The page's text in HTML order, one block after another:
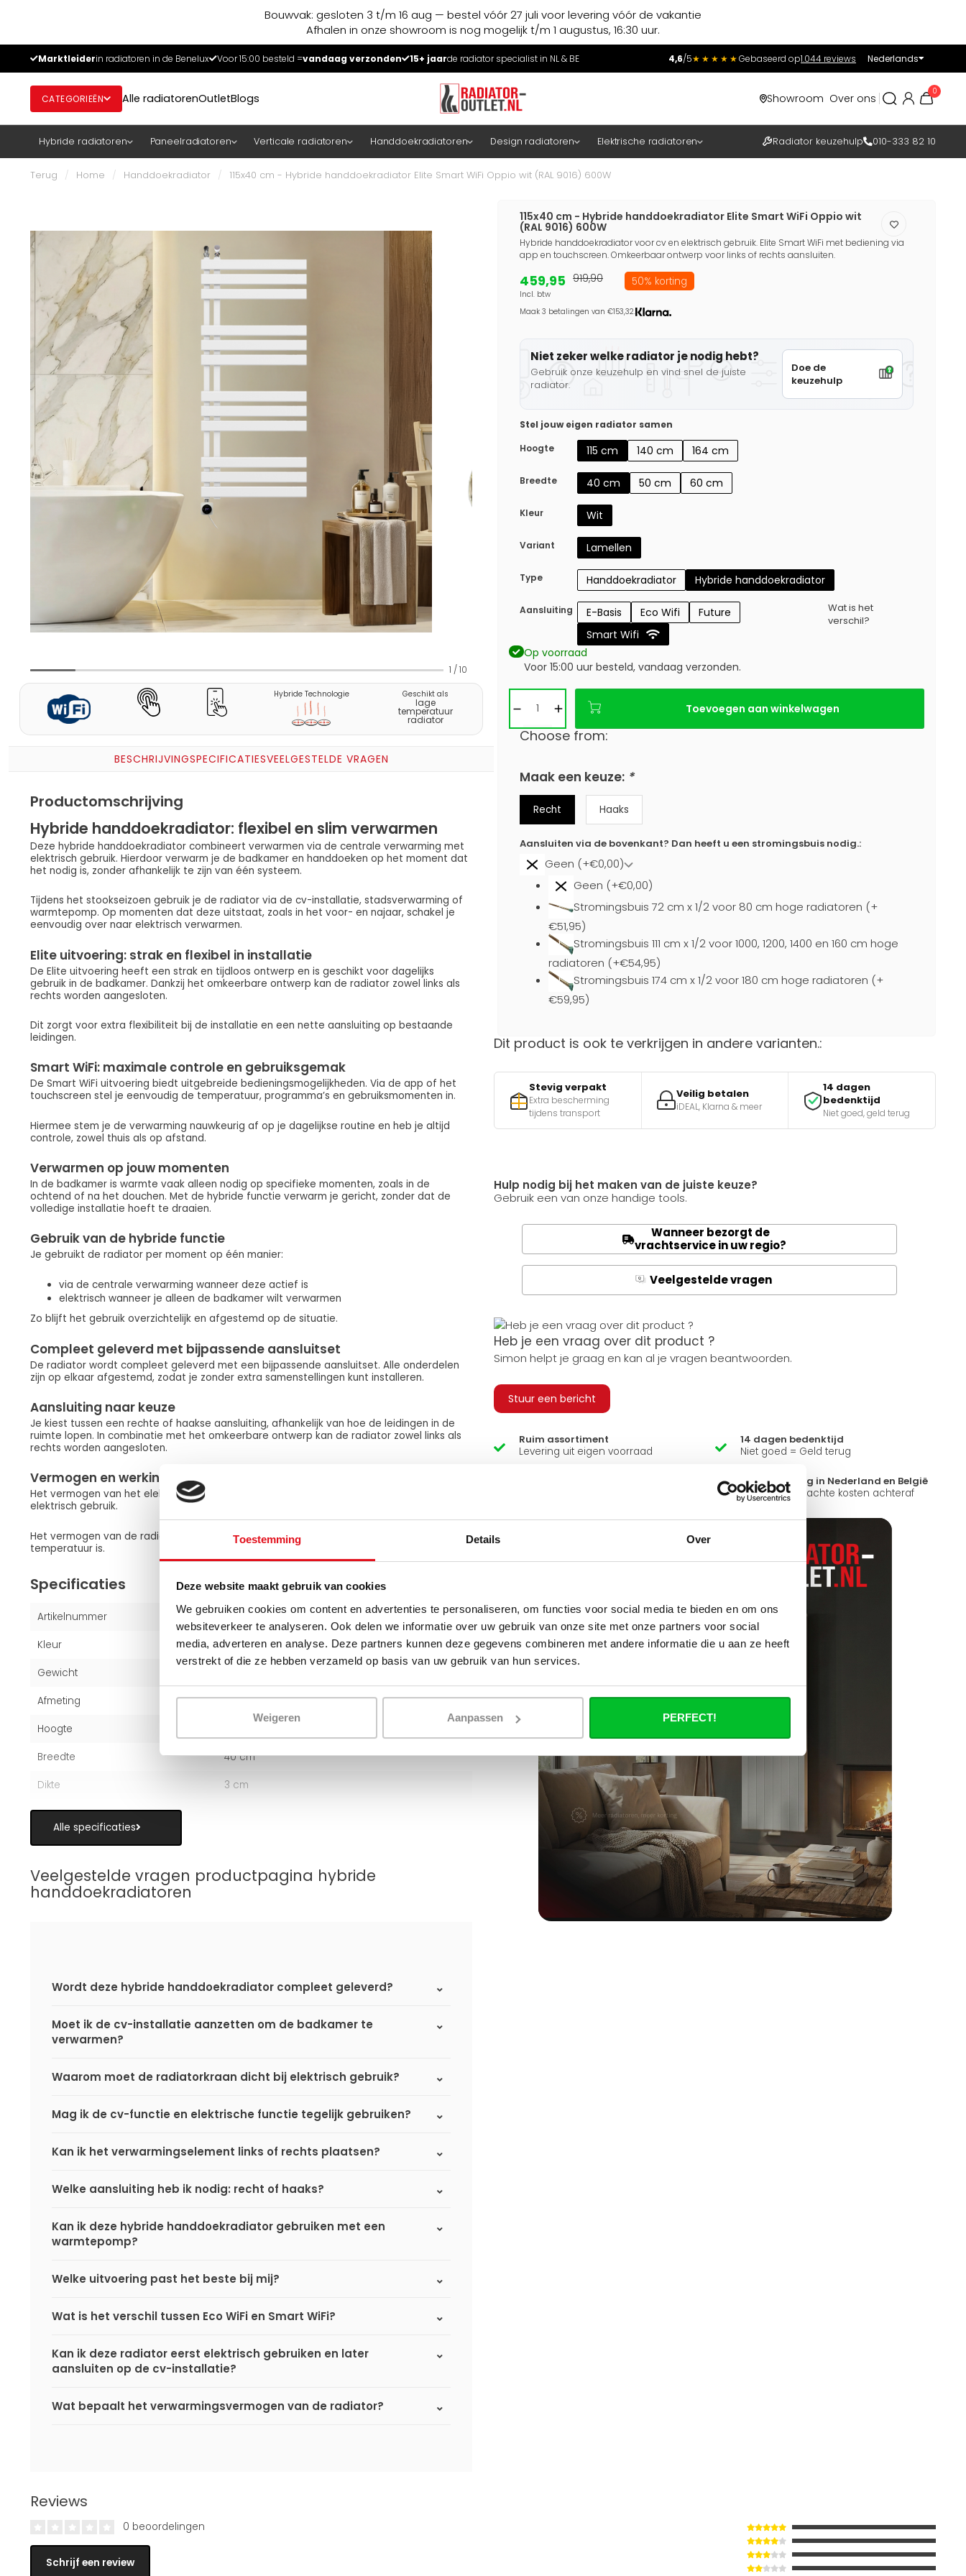
Toestemming Details Over
Deze website maakt gebruik van cookies
We gebruiken cookies om content en advertenties te personaliseren, om functies voor social media te bieden en om ons
websiteverkeer te analyseren. Ook delen we informatie over uw gebruik van onze site met onze partners voor social
media, adverteren en analyse. Deze partners kunnen deze gegevens combineren met andere informatie die u aan ze heeft
verstrekt of die ze hebben verzameld op basis van uw gebruik van hun services.
Weigeren Aanpassen PERFECT!
Bouwvak: gesloten 3 t/m 16 aug — bestel vóór 27 juli voor levering vóór de vakantie
Afhalen in onze showroom is nog mogelijk t/m 1 augustus, 16:30 uur.
Marktleiderin radiatoren in de Benelux Voor 15:00 besteld =vandaag verzonden 15+ jaarde radiator specialist in NL & BE 4,6/5★★★★★Gebaseerd op1.044 reviews Nederlands
CATEGORIEËN Alle radiatorenOutletBlogs Showroom Over ons
0
Hybride radiatoren Paneelradiatoren Verticale radiatoren Handdoekradiatoren Design radiatoren Elektrische radiatoren Radiator keuzehulp 010-333 82 10
Terug / Home / Handdoekradiator / 115x40 cm - Hybride handdoekradiator Elite Smart WiFi Oppio wit (RAL 9016) 600W
1 /10
Hybride Technologie Geschikt als
lage
temperatuur
radiator
BESCHRIJVINGSPECIFICATIESVEELGESTELDE VRAGEN
Productomschrijving
Hybride handdoekradiator: flexibel en slim verwarmen
Deze hybride handdoekradiator combineert verwarmen via de centrale verwarming met
elektrisch gebruik. Hierdoor verwarm je de badkamer en handdoeken op het moment dat
het nodig is, zonder afhankelijk te zijn van één systeem.
Tijdens het stookseizoen gebruik je de radiator via de cv-installatie, stadsverwarming of
warmtepomp. Op momenten dat deze uitstaat, zoals in het voor- en najaar, schakel je
eenvoudig over naar elektrisch verwarmen.
Elite uitvoering: strak en flexibel in installatie
De Elite uitvoering heeft een strak en tijdloos ontwerp en is geschikt voor dagelijks
gebruik in de badkamer. Dankzij het omkeerbare ontwerp kan de radiator zowel links als
rechts worden aangesloten.
Dit zorgt voor extra flexibiliteit bij de installatie en een nette aansluiting op bestaande
leidingen.
Smart WiFi: maximale controle en gebruiksgemak
De Smart WiFi uitvoering biedt uitgebreide bedieningsmogelijkheden. Via de app of het
touchscreen stel je eenvoudig de temperatuur, programma’s en gebruiksmomenten in.
Hiermee stem je de verwarming nauwkeurig af op je dagelijkse routine en heb je altijd
controle, zowel thuis als op afstand.
Verwarmen op jouw momenten
In de badkamer is warmte vaak alleen nodig op specifieke momenten, zoals in de
ochtend of na het douchen. Met de hybride functie verwarm je gericht, zonder dat de
volledige installatie hoeft te draaien.
Gebruik van de hybride functie
Je gebruikt de radiator per moment op één manier:
via de centrale verwarming wanneer deze actief is
elektrisch wanneer je alleen de badkamer wilt verwarmen
Zo blijft het gebruik overzichtelijk en afgestemd op de situatie.
Compleet geleverd met bijpassende aansluitset
De radiator wordt compleet geleverd met een bijpassende aansluitset. Alle onderdelen
zijn op elkaar afgestemd, zodat je zonder extra samenstellingen kunt installeren.
Aansluiting naar keuze
Je kiest tussen een rechte of haakse aansluiting, afhankelijk van hoe de leidingen in de
ruimte lopen. In combinatie met het omkeerbare ontwerp kan de radiator zowel links als
rechts worden aangesloten.
Vermogen en werking
Het vermogen van het elektrische element bepaalt hoe snel de radiator opwarmt bij
elektrisch gebruik.
Het vermogen van de radiator bepaalt de warmteafgifte in de ruimte zodra deze op
temperatuur is.
Specificaties
Artikelnummer 1001202233
Kleur Wit (RAL 9016)
Gewicht
Afmeting 115x40 cm
Hoogte
Breedte 40 cm
Dikte 3 cm
Alle specificaties
Veelgestelde vragen productpagina hybride
handdoekradiatoren
Wordt deze hybride handdoekradiator compleet geleverd?
Moet ik de cv-installatie aanzetten om de badkamer te
verwarmen?
Waarom moet de radiatorkraan dicht bij elektrisch gebruik?
Mag ik de cv-functie en elektrische functie tegelijk gebruiken?
Kan ik het verwarmingselement links of rechts plaatsen?
Welke aansluiting heb ik nodig: recht of haaks?
Kan ik deze hybride handdoekradiator gebruiken met een
warmtepomp?
Welke uitvoering past het beste bij mij?
Wat is het verschil tussen Eco WiFi en Smart WiFi?
Kan ik deze radiator eerst elektrisch gebruiken en later
aansluiten op de cv-installatie?
Wat bepaalt het verwarmingsvermogen van de radiator?
115x40 cm - Hybride handdoekradiator Elite Smart WiFi Oppio wit
(RAL 9016) 600W
Hybride handdoekradiator voor cv en elektrisch gebruik. Elite Smart WiFi met bediening via
app en touchscreen. Omkeerbaar ontwerp voor links of rechts aansluiten.
459,95
Incl. btw
919,90 50% korting
Maak 3 betalingen van €153,32.
Niet zeker welke radiator je nodig hebt?
Gebruik onze keuzehulp en vind snel de juiste
radiator.
Doe de
keuzehulp
Stel jouw eigen radiator samen
Hoogte
115 cm 140 cm 164 cm
Breedte 40 cm 50 cm 60 cm
Kleur Wit
Variant Lamellen
Type Handdoekradiator Hybride handdoekradiator
Aansluiting E-Basis Eco Wifi
Future
Smart Wifi
Wat is het
verschil?
Op voorraad
Voor 15:00 uur besteld, vandaag verzonden.
Toevoegen aan winkelwagen
Choose from:
Maak een keuze: *
Recht Haaks
Aansluiten via de bovenkant? Dan heeft u een stromingsbuis nodig.:
Geen (+€0,00)
Geen (+€0,00)
Stromingsbuis 72 cm x 1/2 voor 80 cm hoge radiatoren (+
€51,95)
Stromingsbuis 111 cm x 1/2 voor 1000, 1200, 1400 en 160 cm hoge
radiatoren (+€54,95)
Stromingsbuis 174 cm x 1/2 voor 180 cm hoge radiatoren (+
€59,95)
Dit product is ook te verkrijgen in andere varianten.:
Stevig verpakt
Extra bescherming
tijdens transport
Veilig betalen
iDEAL, Klarna & meer
14 dagen
bedenktijd
Niet goed, geld terug
Hulp nodig bij het maken van de juiste keuze?
Gebruik een van onze handige tools.
Wanneer bezorgt de
vrachtservice in uw regio?
Q Veelgestelde vragen
Heb je een vraag over dit product ?
Simon helpt je graag en kan al je vragen beantwoorden.
Stuur een bericht
Ruim assortiment
Levering uit eigen voorraad
14 dagen bedenktijd
Niet goed = Geld terug
Snelle levering in Nederland en België
Geen onverwachte kosten achteraf
Reviews
0 beoordelingen
Schrijf een review